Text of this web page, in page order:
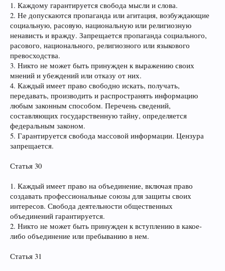
1. Каждому гарантируется свобода мысли и слова.
2. Не допускаются пропаганда или агитация, возбуждающие
социальную, расовую, национальную или религиозную
ненависть и вражду. Запрещается пропаганда социального,
расового, национального, религиозного или языкового
превосходства.
3. Никто не может быть принужден к выражению своих
мнений и убеждений или отказу от них.
4. Каждый имеет право свободно искать, получать,
передавать, производить и распространять информацию
любым законным способом. Перечень сведений,
составляющих государственную тайну, определяется
федеральным законом.
5. Гарантируется свобода массовой информации. Цензура
запрещается.
Статья 30
1. Каждый имеет право на объединение, включая право
создавать профессиональные союзы для защиты своих
интересов. Свобода деятельности общественных
объединений гарантируется.
2. Никто не может быть принужден к вступлению в какое-
либо объединение или пребыванию в нем.
Статья 31